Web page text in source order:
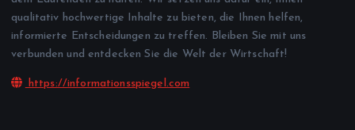
qualitativ hochwertige Inhalte zu bieten, die Ihnen helfen,
informierte Entscheidungen zu treffen. Bleiben Sie mit uns
verbunden und entdecken Sie die Welt der Wirtschaft!
https://informationsspiegel.com